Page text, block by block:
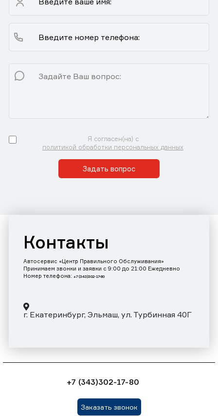
Я согласен(на) с
политикой обработки персональных данных
Задать вопрос
Контакты
Автосервис «Центр Правильного Обслуживания»
Принимаем звонки и заявки с 9:00 до 21:00 Ежедневно
Номер телефона: +7 (343)302-17-80
г. Екатеринбург, Эльмаш, ул. Турбинная 40Г
+7 (343)302-17-80
Заказать звонок